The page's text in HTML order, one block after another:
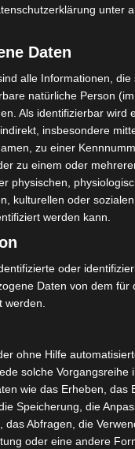
unter
Daten
alle Informationen, die
natürliche Person
Als identifizierbar wird
insbesondere
zu einer
zu einem oder
physischen,
kulturellen oder
werden kann.
oder
Daten von dem für
werden.
ohne Hilfe
solche Vorgangsreihe
wie das Erheben, das
Speicherung, die
das Abfragen, die
oder eine andere